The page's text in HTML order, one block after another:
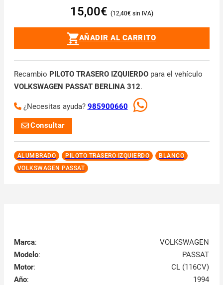
15,00€ 12,40€
AÑADIR AL CARRITO
Recambio PILOTO TRASERO IZQUIERDOpara el vehículo
VOLKSWAGEN PASSAT BERLINA 312.
¿Necesitas ayuda? 985900660
Consultar
ALUMBRADO PILOTO TRASERO IZQUIERDO
BLANCO
VOLKSWAGEN PASSAT
Marca:
VOLKSWAGEN
Modelo:
PASSAT
Motor:
CL (116CV)
Año: 1994